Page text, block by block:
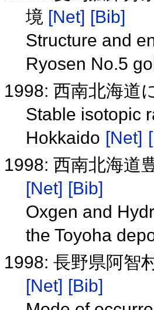
境 [Net] [Bib]
Structure and
Ryosen No.5
1998: 西南北海道
Stable isotopic
Hokkaido [Net]
1998: 西南北海道
[Net] [Bib]
Oxgen and
the Toyoha
1998: 長野県阿智
[Net] [Bib]